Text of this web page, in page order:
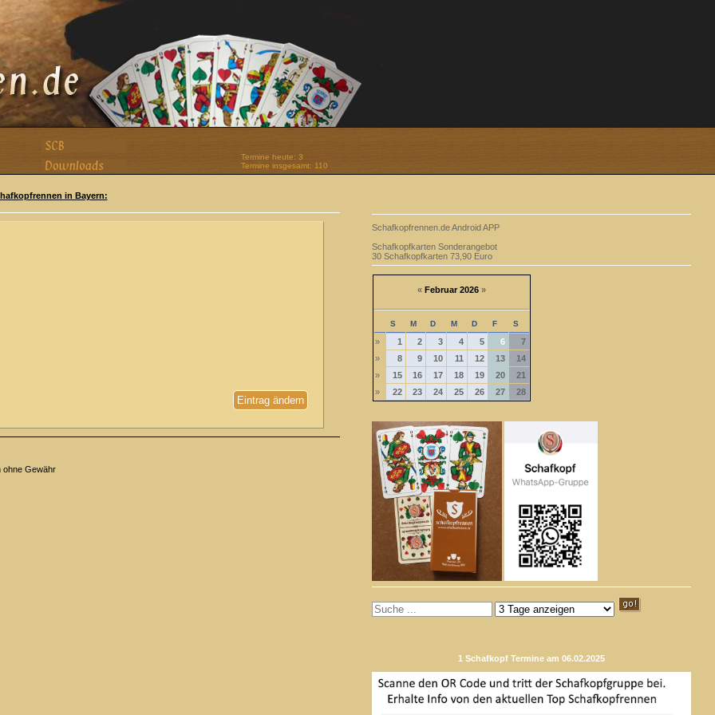
Termine heute: 3
Termine insgesamt: 110
in Bayern:
Eintrag ändern
ohne Gewähr
Schafkopfrennen.de Android APP
Schafkopfkarten Sonderangebot
30 Schafkopfkarten 73,90 Euro
« Februar 2026 »
S M D M D F S
» 1 2 3 4 5 6
7
»
8 9 10 11 12 13
14
»
15 16 17 18 19 20
21
»
22 23 24 25 26 27 28
1 Schafkopf Termine am 06.02.2025